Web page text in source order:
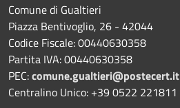
Comune di Gualtieri
Piazza Bentivoglio, 26 - 42044
Codice Fiscale: 00440630358
Partita IVA: 00440630358
PEC:comune.gualtieri@postecert.it
Centralino Unico: +39 0522 221811